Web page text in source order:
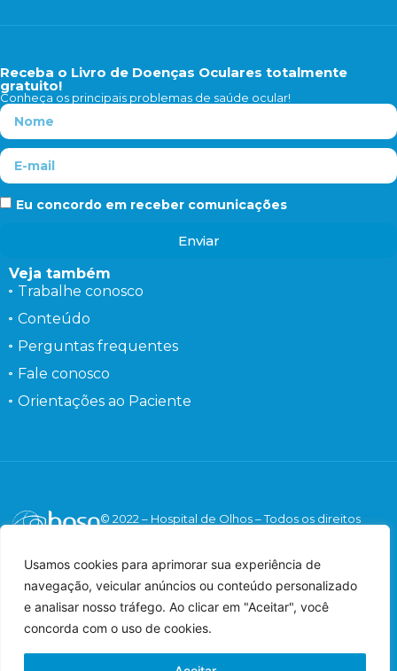
Usamos cookies para aprimorar sua experiência de
navegação, veicular anúncios ou conteúdo personalizado
e analisar nosso tráfego. Ao clicar em "Aceitar", você
concorda com o uso de cookies.
Receba o Livro de Doenças Oculares totalmente
gratuito!
Conheça os principais problemas de saúde ocular!
Eu concordo em receber comunicações
Enviar
Veja também
Trabalhe conosco
Conteúdo
Perguntas frequentes
Fale conosco
Orientações ao Paciente
© 2022 – Hospital de Olhos – Todos os direitos
Oftalmologista – CRM: 125547 – RQE: 42548.
Imagens meramente ilustrativas.